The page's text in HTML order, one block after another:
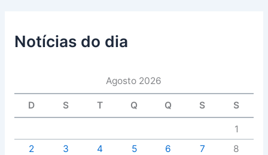
Notícias do dia
Agosto 2026
D S T Q Q S S
1
2
3 4 5 6 7
8